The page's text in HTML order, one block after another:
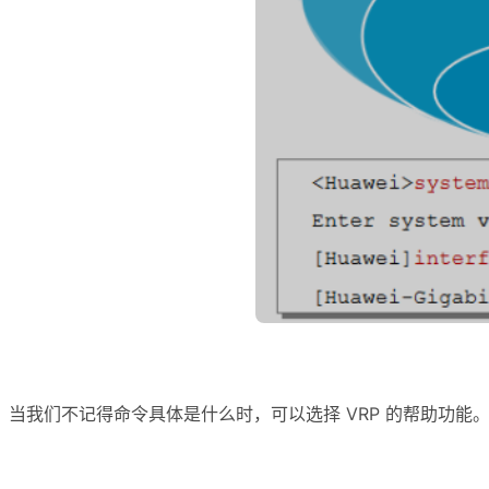
当我们不记得命令具体是什么时，可以选择 VRP 的帮助功能。